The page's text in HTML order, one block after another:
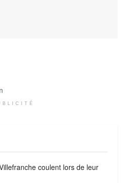
coulent lors de leur